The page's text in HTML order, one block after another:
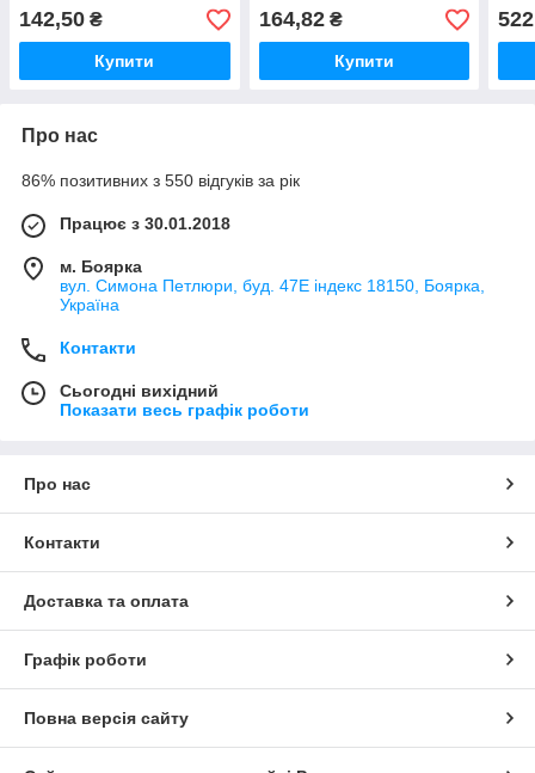
142,50 ₴
Купити
164,82₴
Купити
Про нас
86% позитивних з 550 відгуків за рік
Працює з 30.01.2018
м. Боярка
вул. Симона Петлюри, буд. 47Е індекс 18150, Боярка,
Україна
Контакти
Сьогодні вихідний
Показати весь графік роботи
Про нас
Контакти
Доставка та оплата
Графік роботи
Повна версія сайту